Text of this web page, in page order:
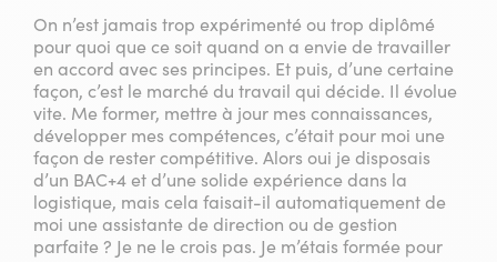
On n’est jamais trop expérimenté ou trop diplômé
pour quoi que ce soit quand on a envie de travailler
en accord avec ses principes. Et puis, d’une certaine
façon, c’est le marché du travail qui décide. Il évolue
vite. Me former, mettre à jour mes connaissances,
développer mes compétences, c’était pour moi une
façon de rester compétitive. Alors oui je disposais
d’un BAC+4 et d’une solide expérience dans la
logistique, mais cela faisait-il automatiquement de
moi une assistante de direction ou de gestion
parfaite ? Je ne le crois pas. Je m’étais formée pour